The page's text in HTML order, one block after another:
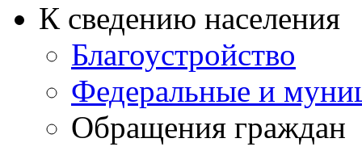
К сведению населения
Благоустройство
Федеральные и
Обращения граждан